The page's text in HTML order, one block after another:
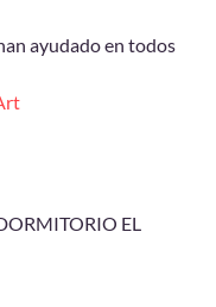
ayudado en todos
EL